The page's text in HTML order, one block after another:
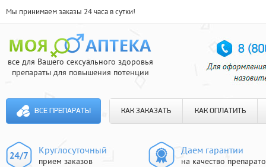
Мы принимаем заказы 24 часа в сутки!
все для Вашего сексуального здоровья
препараты для повышения потенции
ВСЕ ПРЕПАРАТЫ КАК ЗАКАЗАТЬ КАК ОПЛАТИТЬ
Круглосуточный
прием заказов
Даем гарантии
на качество